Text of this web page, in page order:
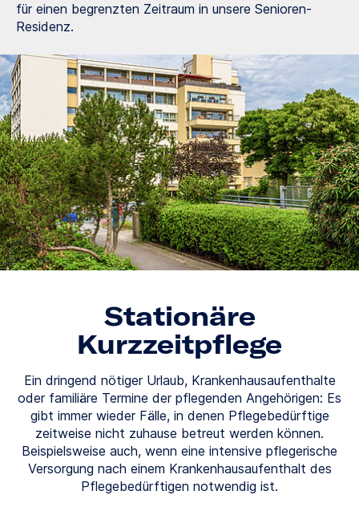
für einen begrenzten Zeitraum in unsere Senioren-
Residenz.
Stationäre
Kurzzeitpflege
Ein dringend nötiger Urlaub, Krankenhausaufenthalte
oder familiäre Termine der pflegenden Angehörigen: Es
gibt immer wieder Fälle, in denen Pflegebedürftige
zeitweise nicht zuhause betreut werden können.
Beispielsweise auch, wenn eine intensive pflegerische
Versorgung nach einem Krankenhausaufenthalt des
Pflegebedürftigen notwendig ist.